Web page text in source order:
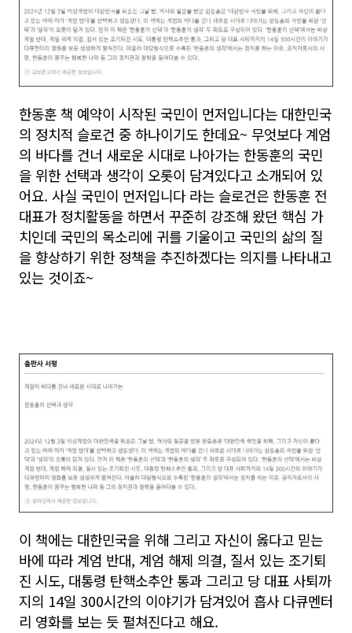
한동훈 책 예약이 시작된 국민이 먼저입니다는 대한민국
의 정치적 슬로건 중 하나이기도 한데요~ 무엇보다 계엄
의 바다를 건너 새로운 시대로 나아가는 한동훈의 국민
을 위한 선택과 생각이 오롯이 담겨있다고 소개되어 있
어요. 사실 국민이 먼저입니다 라는 슬로건은 한동훈 전
대표가 정치활동을 하면서 꾸준히 강조해 왔던 핵심 가
치인데 국민의 목소리에 귀를 기울이고 국민의 삶의 질
을 향상하기 위한 정책을 추진하겠다는 의지를 나타내고
있는 것이죠~
이 책에는 대한민국을 위해 그리고 자신이 옳다고 믿는
바에 따라 계엄 반대, 계엄 해제 의결, 질서 있는 조기퇴
진 시도, 대통령 탄핵소추안 통과 그리고 당 대표 사퇴까
지의 14일 300시간의 이야기가 담겨있어 흡사 다큐멘터
리 영화를 보는 듯 펼쳐진다고 해요.